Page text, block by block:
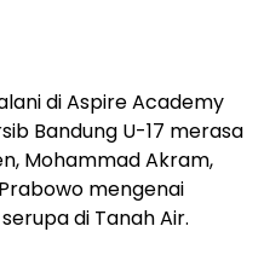
di Aspire Academy
Bandung U-17 merasa
Mohammad Akram,
mengenai
di Tanah Air.